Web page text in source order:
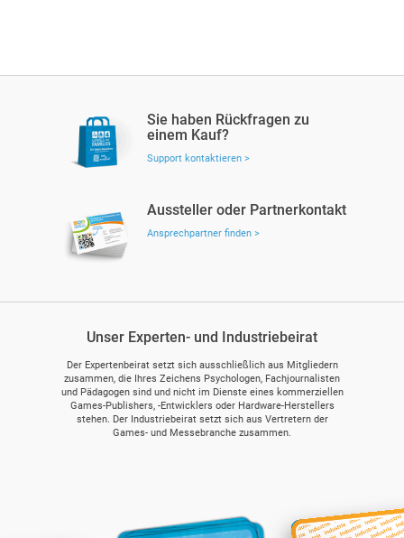
Sie haben Rückfragen zu
einem Kauf?
Support kontaktieren >
Aussteller oder Partnerkontakt
Ansprechpartner finden >
Unser Experten- und Industriebeirat
Der Expertenbeirat setzt sich ausschließlich aus Mitgliedern
zusammen, die Ihres Zeichens Psychologen, Fachjournalisten
und Pädagogen sind und nicht im Dienste eines kommerziellen
Games-Publishers, -Entwicklers oder Hardware-Herstellers
stehen. Der Industriebeirat setzt sich aus Vertretern der
Games- und Messebranche zusammen.
Felix Falk
Maik Heißer
Hendrik Lesser
Ute Metzler
Viola Tensil
Steffi Waschk